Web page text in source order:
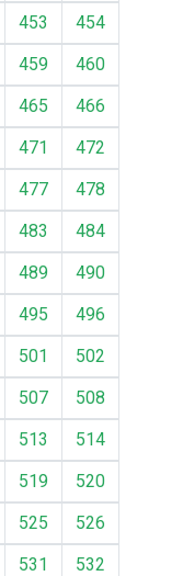
453
454
459
460
465
466
471
472
477
478
483
484
489
490
495
496
501
502
507
508
513
514
519
520
525
526
531
532